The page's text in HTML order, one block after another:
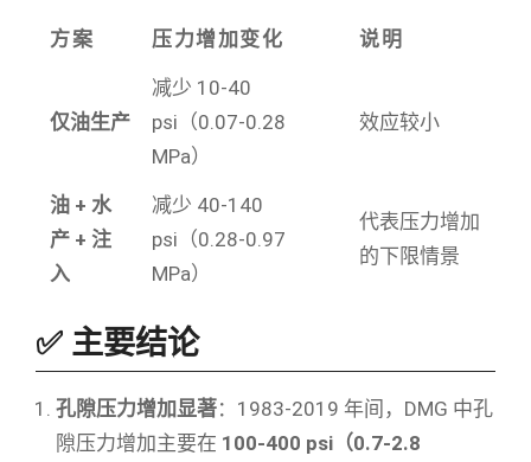
方案 压力增加变化 说明
仅油生产
减少 10-40
psi（0.07-0.28
MPa）
效应较小
油 + 水
产 + 注
入
减少 40-140
psi（0.28-0.97
MPa）
代表压力增加
的下限情景
✅ 主要结论
孔隙压力增加显著：1983-2019 年间，DMG 中孔
隙压力增加主要在 100-400 psi（0.7-2.8